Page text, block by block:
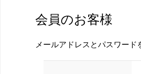
会員のお客様
メールアドレスとパスワード